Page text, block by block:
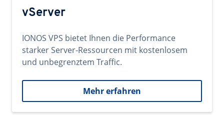
vServer
IONOS VPS bietet Ihnen die Performance
starker Server-Ressourcen mit kostenlosem
und unbegrenztem Traffic.
Mehr erfahren